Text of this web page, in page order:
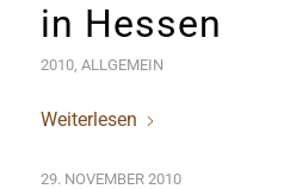
in Hessen
2010, ALLGEMEIN
Weiterlesen
29. NOVEMBER 2010